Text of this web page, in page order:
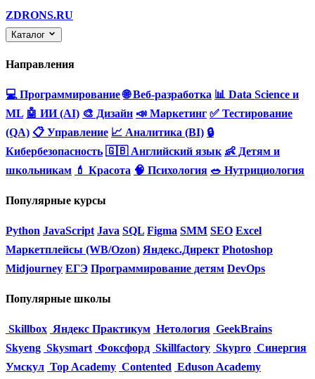
ZDRONS.RU
Каталог
Направления
💻 Программирование 🌐 Веб-разработка 📊 Data Science и
ML 🤖 ИИ (AI) 🎨 Дизайн 📣 Маркетинг ✅ Тестирование
(QA) 📋 Управление 📈 Аналитика (BI) 🔒
Кибербезопасность 🇬🇧 Английский язык 👶 Детям и
школьникам 💄 Красота 🧠 Психология 🥗 Нутрициология
Популярные курсы
Python JavaScript Java SQL Figma SMM SEO Excel
Маркетплейсы (WB/Ozon) Яндекс.Директ Photoshop
Midjourney ЕГЭ Программирование детям DevOps
Популярные школы
Skillbox Яндекс Практикум Нетология GeekBrains
Skyeng Skysmart Фоксфорд Skillfactory Skypro Синергия
Умскул Top Academy Contented Eduson Academy